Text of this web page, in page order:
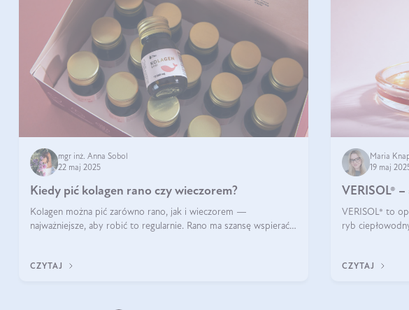
mgr inż. Anna Sobol
22 maj 2025
Kiedy pić kolagen rano czy wieczorem?
Kolagen można pić zarówno rano, jak i wieczorem —
najważniejsze, aby robić to regularnie. Rano ma szansę wspierać
CZYTAJ
Maria
19 maj
VERISOL®
VERISOL® to
ryb ciepłowodnych. Składniki stymulują fibroblasty
komórek skóry.
CZYTAJ